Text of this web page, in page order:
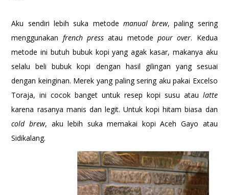
Aku sendiri lebih suka metode manual brew, paling sering
menggunakan french pressatau metode pour over. Kedua
metode ini butuh bubuk kopi yang agak kasar, makanya aku
selalu beli bubuk kopi dengan hasil gilingan yang sesuai
dengan keinginan. Merek yang paling sering aku pakai Excelso
Toraja, ini cocok banget untuk resep kopi susu atau latte
karena rasanya manis dan legit. Untuk kopi hitam biasa dan
cold brew, aku lebih suka memakai kopi Aceh Gayo atau
Sidikalang.